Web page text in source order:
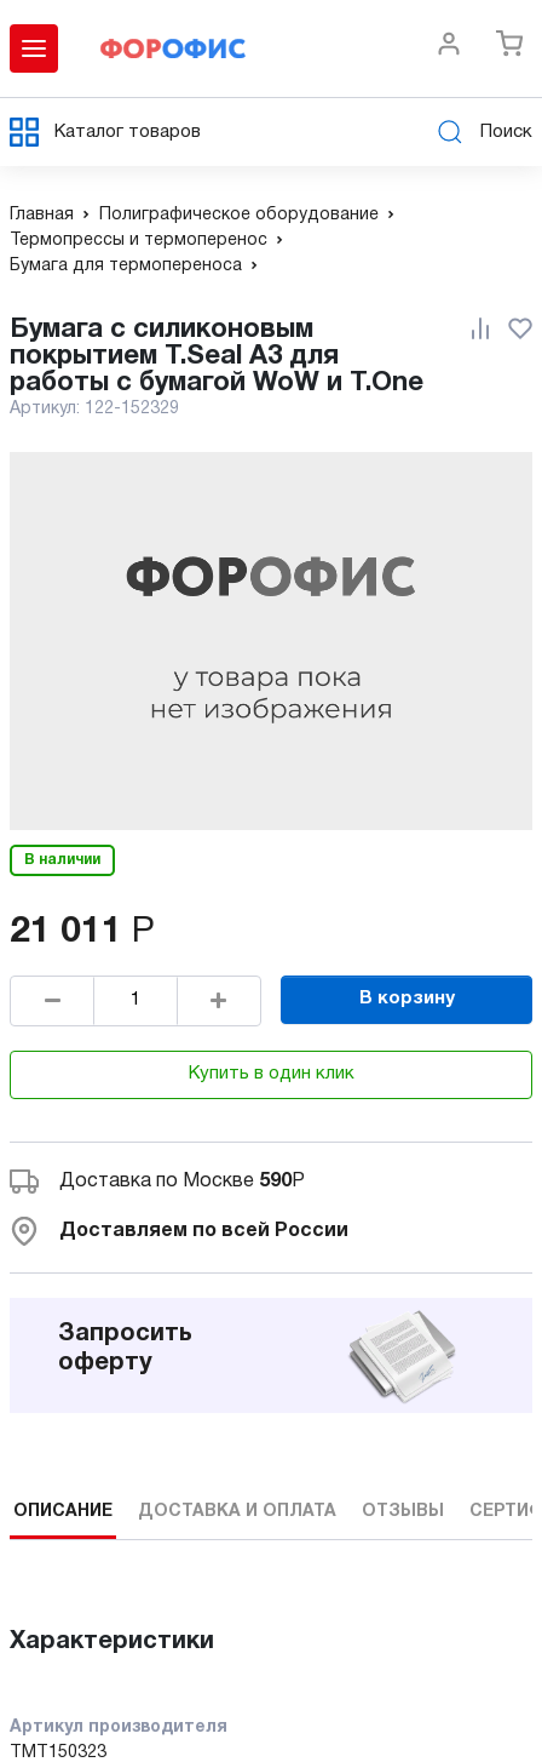
Каталог товаров Поиск
Главная
Полиграфическое оборудование
Термопрессы и термоперенос
Бумага для термопереноса
Бумага с силиконовым
покрытием T.Seal A3 для
работы с бумагой WoW и T.One
Артикул: 122-152329
В наличии
21 011 Р
В корзину
Купить в один клик
Доставка по Москве 590Р
Доставляем по всей России
Запросить
оферту
ОПИСАНИЕ ДОСТАВКА И ОПЛАТА ОТЗЫВЫ
Характеристики
Артикул производителя
TMT150323